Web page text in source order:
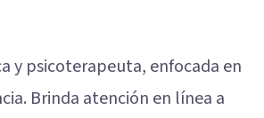
y psicoterapeuta, enfocada en
Brinda atención en línea a